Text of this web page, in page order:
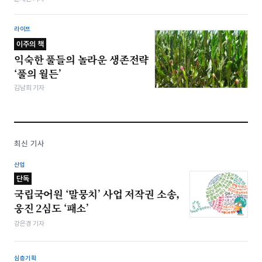
라이프
이주의 책
익숙한 풀들의 놀라운 생존전략
‘풀의 월든’
김남희 기자
최신 기사
산업
단독
국립국어원 ‘말뭉치’ 사업 저작권 소송,
웅진 2심도 ‘패소’
강은경 기자
심층기획